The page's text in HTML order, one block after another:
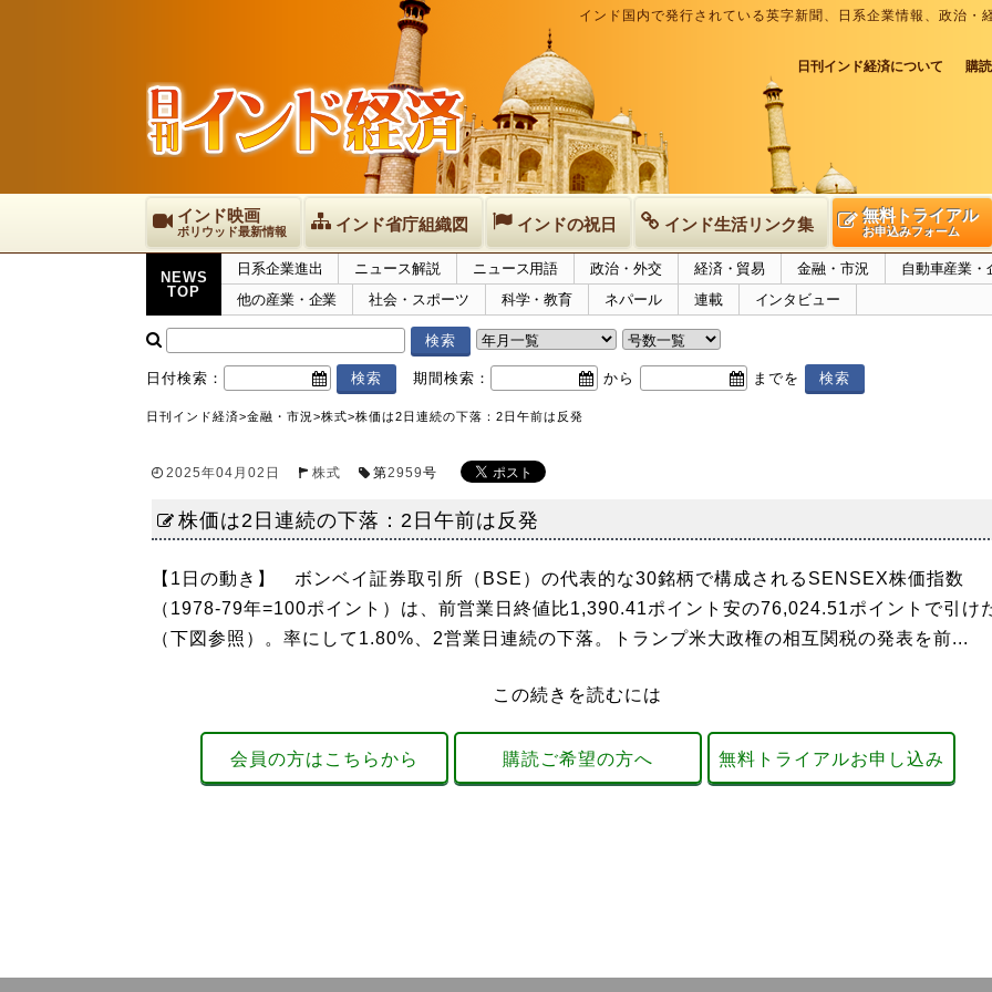
インド国内で発行されている英字新聞、日系企業情報、政治
日刊インド経済について 購
インド映画
ボリウッド最新情報 インド省庁組織図 インドの祝日 インド生活リンク集 無料トライアル
お申込みフォーム
NEWS
TOP
日系企業進出 ニュース解説 ニュース用語 政治・外交 経済・貿易 金融・市況
自動車産業・
他の産業・企業
社会・スポーツ 科学・教育 ネパール 連載 インタビュー
日付検索： 期間検索： から までを
日刊インド経済>金融・市況 >株式>株価は2日連続の下落：2日午前は反発
2025年04月02日 株式 第2959号
株価は2日連続の下落：2日午前は反発
【1日の動き】 ボンベイ証券取引所（BSE）の代表的な30銘柄で構成されるSENSEX株価指数
（1978-79年=100ポイント）は、前営業日終値比1,390.41ポイント安の76,024.51ポイントで引け
（下図参照）。率にして1.80%、2営業日連続の下落。トランプ米大政権の相互関税の発表を前...
この続きを読むには
会員の方はこちらから 購読ご希望の方へ 無料トライアルお申し込み